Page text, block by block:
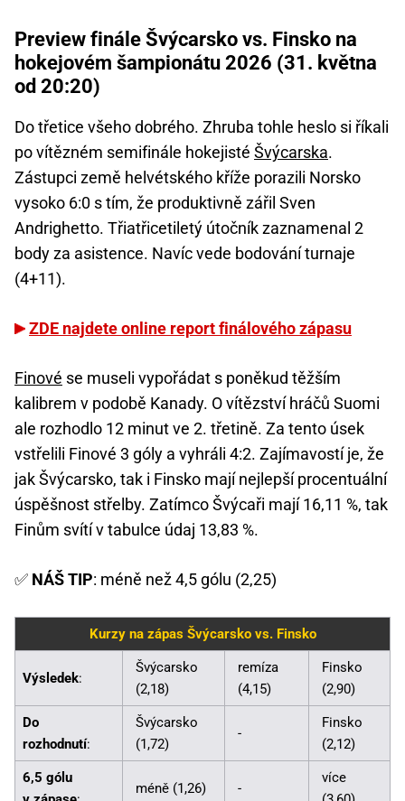
Preview finále Švýcarsko vs. Finsko na
hokejovém šampionátu 2026 (31. května
od 20:20)
Do třetice všeho dobrého. Zhruba tohle heslo si říkali
po vítězném semifinále hokejisté Švýcarska.
Zástupci země helvétského kříže porazili Norsko
vysoko 6:0 s tím, že produktivně zářil Sven
Andrighetto. Třiatřicetiletý útočník zaznamenal 2
body za asistence. Navíc vede bodování turnaje
(4+11).
ZDE najdete online report finálového zápasu
Finové se museli vypořádat s poněkud těžším
kalibrem v podobě Kanady. O vítězství hráčů Suomi
ale rozhodlo 12 minut ve 2. třetině. Za tento úsek
vstřelili Finové 3 góly a vyhráli 4:2. Zajímavostí je, že
jak Švýcarsko, tak i Finsko mají nejlepší procentuální
úspěšnost střelby. Zatímco Švýcaři mají 16,11 %, tak
Finům svítí v tabulce údaj 13,83 %.
✅ NÁŠ TIP: méně než 4,5 gólu (2,25)
Kurzy na zápas Švýcarsko vs. Finsko
Výsledek:
Švýcarsko
(2,18)
remíza
(4,15)
Finsko
(2,90)
Do
rozhodnutí:
Švýcarsko
(1,72)
-
Finsko
(2,12)
6,5 gólu
méně (1,26) -
více